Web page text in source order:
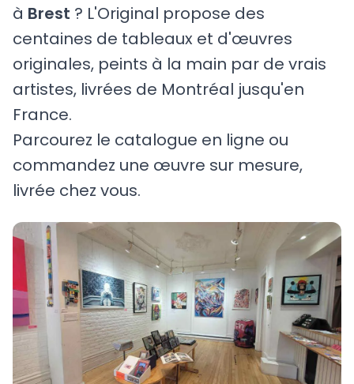
à Brest ? L'Original propose des
centaines de tableaux et d'œuvres
originales, peints à la main par de vrais
artistes, livrées de Montréal jusqu'en
France.
Parcourez le catalogue en ligne ou
commandez une œuvre sur mesure,
livrée chez vous.